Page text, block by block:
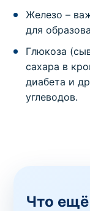
Железо –
для
Глюкоза
сахара в
диабета и
углеводов.
Что ещё